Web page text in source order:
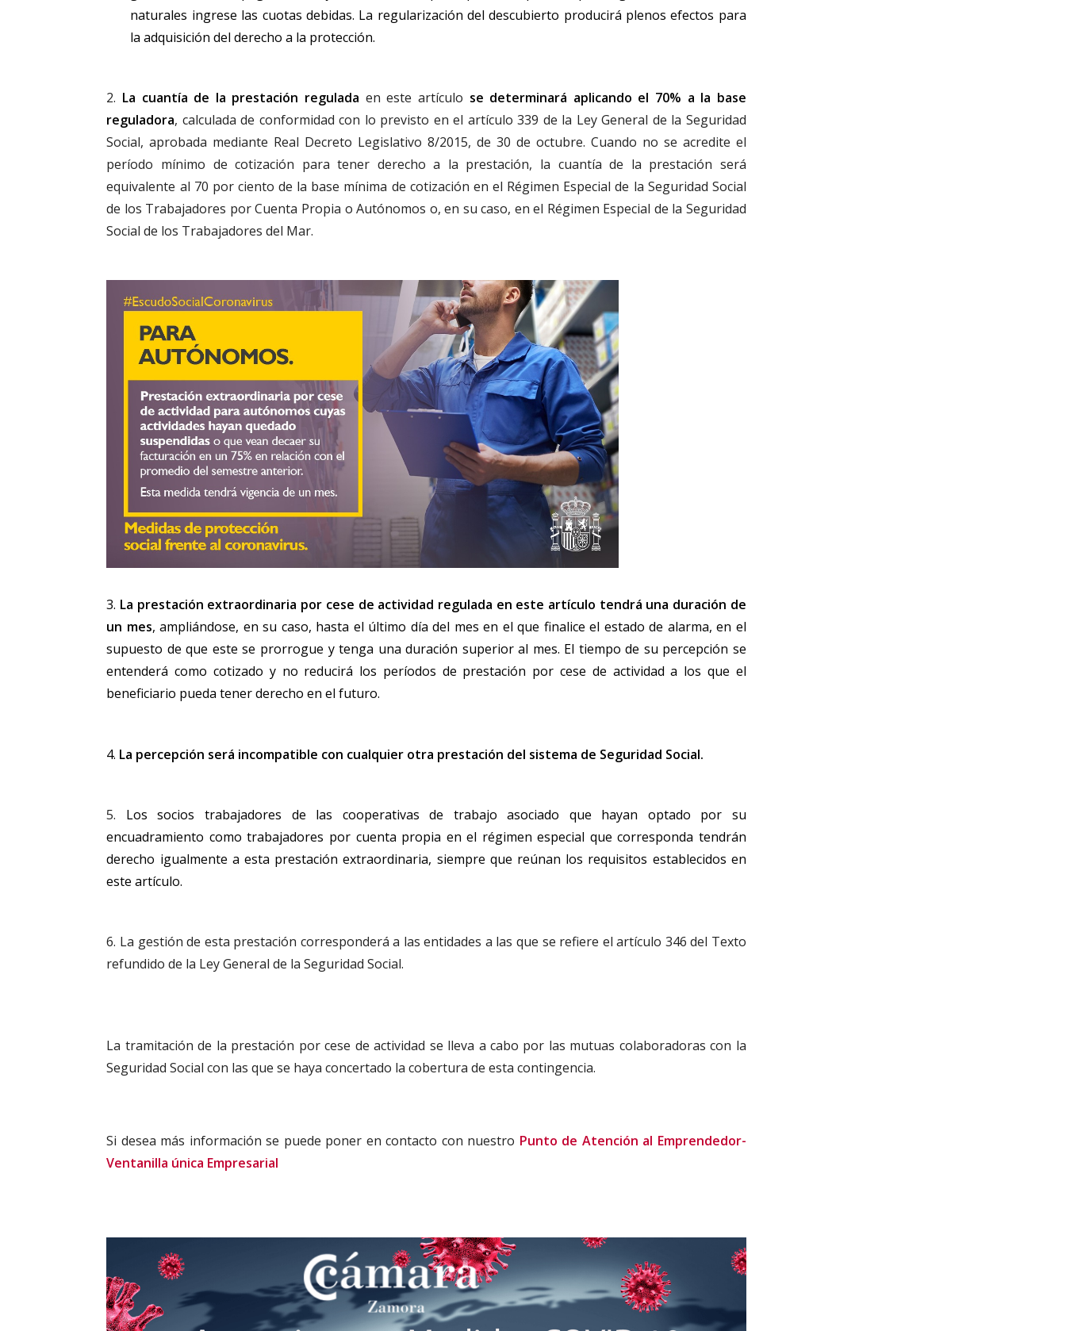
naturales ingrese las cuotas debidas. La regularización del descubierto producirá plenos efectos para
la adquisición del derecho a la protección.
2. La cuantía de la prestación regulada en este artículo se determinará aplicando el 70% a la base
reguladora, calculada de conformidad con lo previsto en el artículo 339 de la Ley General de la Seguridad
Social, aprobada mediante Real Decreto Legislativo 8/2015, de 30 de octubre. Cuando no se acredite el
período mínimo de cotización para tener derecho a la prestación, la cuantía de la prestación será
equivalente al 70 por ciento de la base mínima de cotización en el Régimen Especial de la Seguridad Social
de los Trabajadores por Cuenta Propia o Autónomos o, en su caso, en el Régimen Especial de la Seguridad
Social de los Trabajadores del Mar.
3. La prestación extraordinaria por cese de actividad regulada en este artículo tendrá una duración de
un mes, ampliándose, en su caso, hasta el último día del mes en el que finalice el estado de alarma, en el
supuesto de que este se prorrogue y tenga una duración superior al mes. El tiempo de su percepción se
entenderá como cotizado y no reducirá los períodos de prestación por cese de actividad a los que el
beneficiario pueda tener derecho en el futuro.
4. La percepción será incompatible con cualquier otra prestación del sistema de Seguridad Social.
5. Los socios trabajadores de las cooperativas de trabajo asociado que hayan optado por su
encuadramiento como trabajadores por cuenta propia en el régimen especial que corresponda tendrán
derecho igualmente a esta prestación extraordinaria, siempre que reúnan los requisitos establecidos en
este artículo.
6. La gestión de esta prestación corresponderá a las entidades a las que se refiere el artículo 346 del Texto
refundido de la Ley General de la Seguridad Social.
La tramitación de la prestación por cese de actividad se lleva a cabo por las mutuas colaboradoras con la
Seguridad Social con las que se haya concertado la cobertura de esta contingencia.
Si desea más información se puede poner en contacto con nuestro Punto de Atención al Emprendedor-
Ventanilla única Empresarial